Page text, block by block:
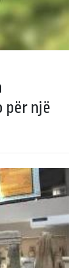
për një